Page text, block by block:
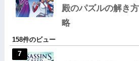
殿のパズルの解き
略
158件のビュー